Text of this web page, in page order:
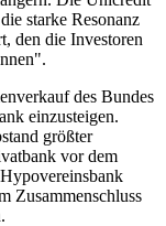
starke Resonanz
den die Investoren
des Bundes
einzusteigen.
größter
vor dem
Zusammenschluss